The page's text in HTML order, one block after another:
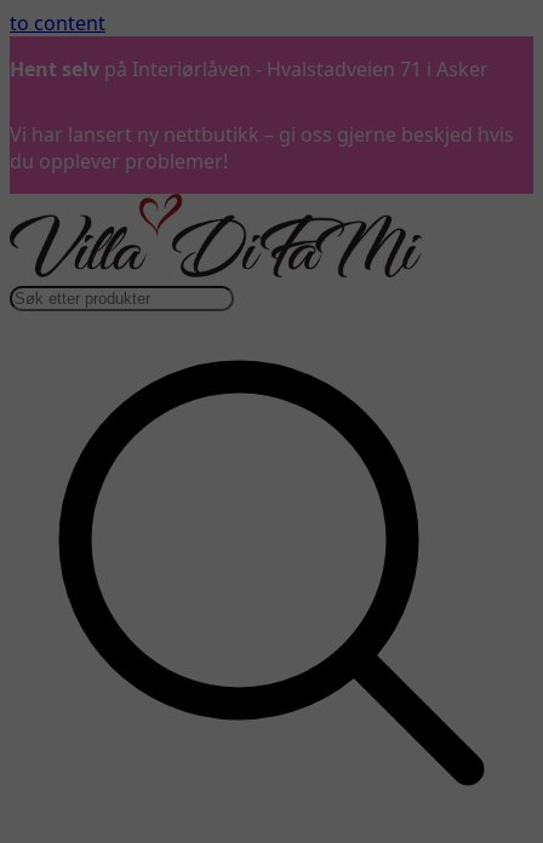
to content
Hent selv på Interiørlåven - Hvalstadveien 71 i Asker
Vi har lansert ny nettbutikk – gi oss gjerne beskjed hvis
du opplever problemer!